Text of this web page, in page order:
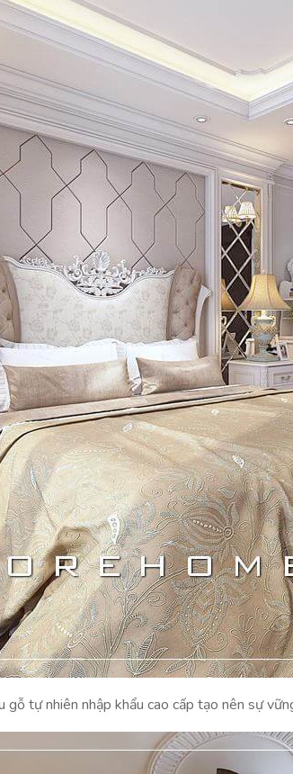
tự nhiên nhập khẩu cao cấp tạo nên sự